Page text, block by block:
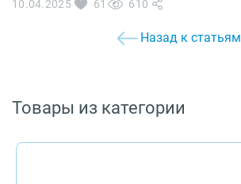
10.04.2025 61 610
Назад к статьям
Товары из категории